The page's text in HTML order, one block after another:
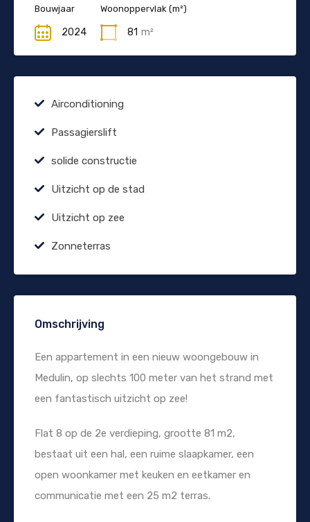
Bouwjaar
2024
Woonoppervlak (m²)
81 m²
Airconditioning
Passagierslift
solide constructie
Uitzicht op de stad
Uitzicht op zee
Zonneterras
Omschrijving
Een appartement in een nieuw woongebouw in
Medulin, op slechts 100 meter van het strand met
een fantastisch uitzicht op zee!
Flat 8 op de 2e verdieping, grootte 81 m2,
bestaat uit een hal, een ruime slaapkamer, een
open woonkamer met keuken en eetkamer en
communicatie met een 25 m2 terras.